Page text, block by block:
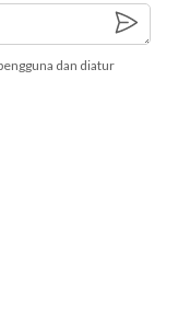
dan diatur